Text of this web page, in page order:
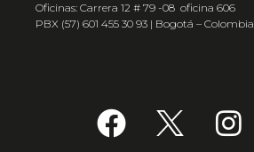
Oficinas: Carrera 12 # 79 -08 oficina 606
PBX (57) 601 455 30 93 | Bogotá – Colombia